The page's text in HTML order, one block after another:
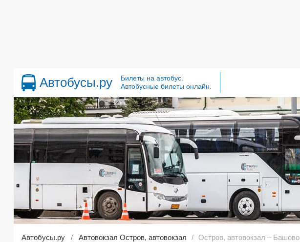
Автобусы.ру
Билеты на автобус.
Автобусные билеты онлайн.
Автобусы.ру Автовокзал Остров, автовокзал Остров, автовокзал – Башово